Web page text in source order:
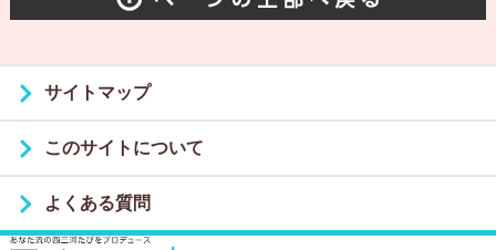
サイトマップ
このサイトについて
よくある質問